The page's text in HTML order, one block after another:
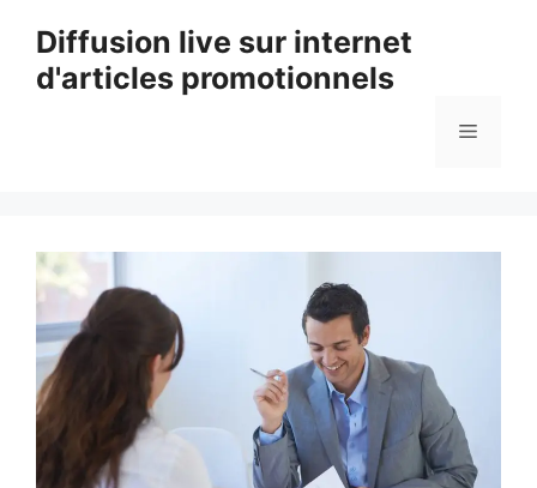
contenu
Diffusion live sur internet
d'articles promotionnels
Menu